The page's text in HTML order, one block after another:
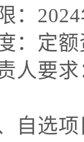
定额
要求
选项